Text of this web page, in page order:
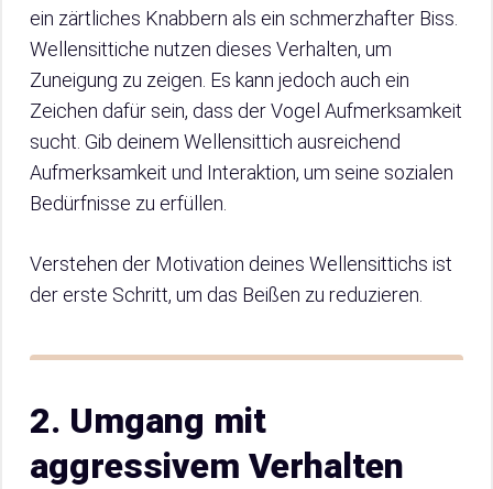
ein zärtliches Knabbern als ein schmerzhafter Biss.
Wellensittiche nutzen dieses Verhalten, um
Zuneigung zu zeigen. Es kann jedoch auch ein
Zeichen dafür sein, dass der Vogel Aufmerksamkeit
sucht. Gib deinem Wellensittich ausreichend
Aufmerksamkeit und Interaktion, um seine sozialen
Bedürfnisse zu erfüllen.
Verstehen der Motivation deines Wellensittichs ist
der erste Schritt, um das Beißen zu reduzieren.
2. Umgang mit
aggressivem Verhalten